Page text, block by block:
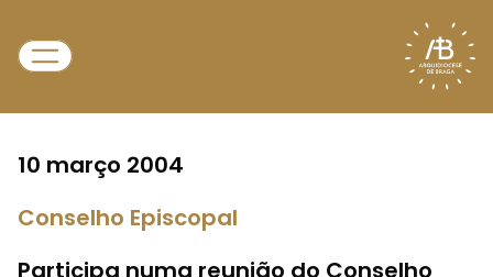
10 março 2004
Conselho Episcopal
Participa numa reunião do Conselho